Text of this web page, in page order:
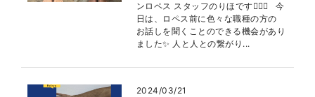
ンロペス スタッフのりほです👩🏻‍⚕️ 今
日は、ロペス前に色々な職種の方の
お話しを聞くことのできる機会があり
ました✨ 人と人との繋がり...
2024/03/21